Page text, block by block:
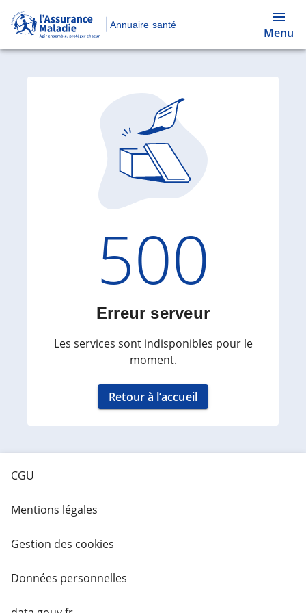
Annuaire santé
Menu
Code
500
Erreur serveur
Les services sont indisponibles pour le
moment.
Retour à l’accueil
CGU
Mentions légales
Gestion des cookies
Données personnelles